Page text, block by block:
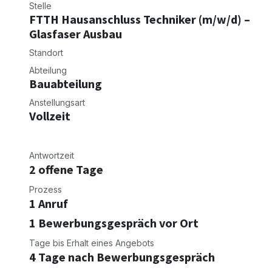
Stelle
FTTH Hausanschluss Techniker (m/w/d) –
Glasfaser Ausbau
Standort
Abteilung
Bauabteilung
Anstellungsart
Vollzeit
Antwortzeit
2 offene Tage
Prozess
1 Anruf
1 Bewerbungsgespräch vor Ort
Tage bis Erhalt eines Angebots
4 Tage nach Bewerbungsgespräch